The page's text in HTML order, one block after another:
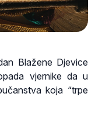
Blažene Djevice
vjernike da u
koja “trpe